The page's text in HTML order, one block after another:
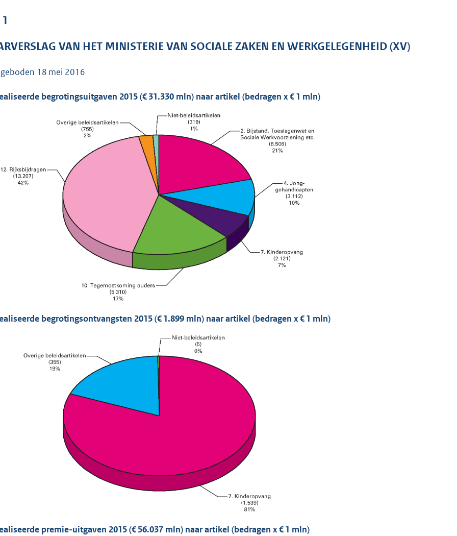
r
t
2
,
1
M
VAN HET MINISTERIE VAN SOCIALE ZAKEN EN WERKGELEGENHEID (XV)
18 mei 2016
begrotingsuitgaven 2015 (€ 31.330 mln) naar artikel (bedragen x € 1 mln)
begrotingsontvangsten 2015 (€ 1.899 mln) naar artikel (bedragen x € 1 mln)
premie-uitgaven 2015 (€ 56.037 mln) naar artikel (bedragen x € 1 mln)